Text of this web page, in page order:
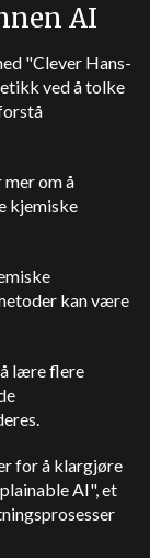
AI
"Clever Hans-
ved å tolke
mer om å
kjemiske
kan være
lære flere
for å klargjøre
AI", et